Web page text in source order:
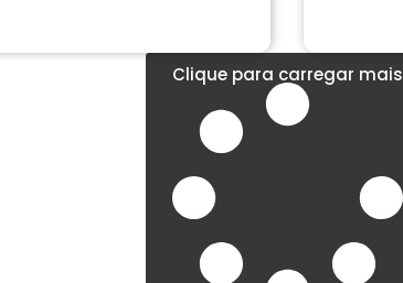
Clique para carregar mais